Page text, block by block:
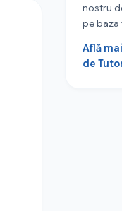
nostru
pe baza
Află
de